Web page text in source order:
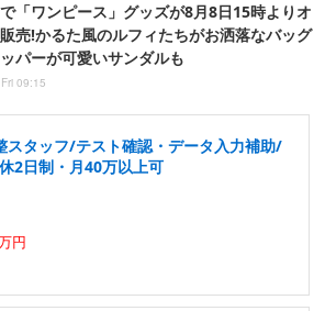
「ワンピース」グッズが8月8日15時よりオ
売!かるた風のルフィたちがお洒落なバッグ
パーが可愛いサンダルも
09:15
スタッフ/テスト確認・データ入力補助/
2日制・月40万以上可
円